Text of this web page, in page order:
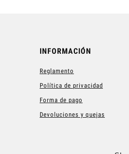
INFORMACIÓN
Reglamento
Política de privacidad
Forma de pago
Devoluciones y quejas